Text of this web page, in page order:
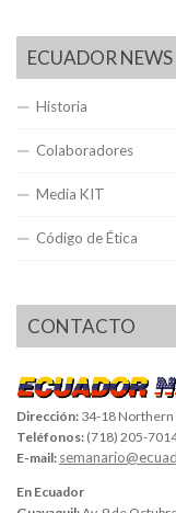
ECUADOR NEWS
Historia
Colaboradores
Media KIT
Código de Ética
CONTACTO
Dirección: 34-18 Northern
Teléfonos: (718) 205-
E-mail:
En Ecuador